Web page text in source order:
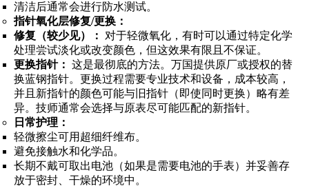
清洁后通常会进行防水测试。
指针氧化层修复/更换：
修复（较少见）：
对于轻微氧化，有时可以通过特定化学
处理尝试淡化或改变颜色，但这效果有限且不保证。
更换指针： 这是最彻底的方法。万国提供原厂或授权的替
换蓝钢指针。更换过程需要专业技术和设备，成本较高，
并且新指针的颜色可能与旧指针（即使同时更换）略有差
异。技师通常会选择与原表尽可能匹配的新指针。
日常护理：
轻微擦尘可用超细纤维布。
避免接触水和化学品。
长期不戴可取出电池（如果是需要电池的手表）并妥善存
放于密封、干燥的环境中。